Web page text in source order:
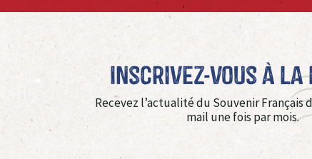
Inscrivez-vous à
Recevez l’actualité du Souvenir Français
mail une fois par mois.